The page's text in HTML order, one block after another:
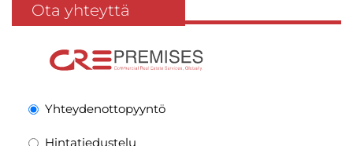
Ota yhteyttä
Yhteydenottopyyntö
Hintatiedustelu